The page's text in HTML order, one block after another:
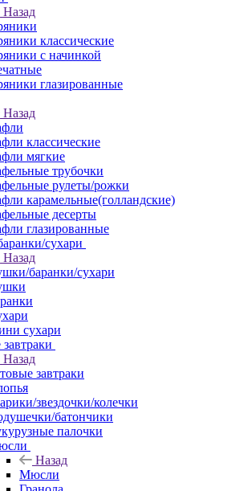
Назад
классические
с начинкой
глазированные
Назад
классические
мягкие
трубочки
рулеты/рожки
карамельные(голландские)
десерты
глазированные
сухари
Назад
баранки/сухари
сухари
Назад
завтраки
звездочки/колечки
батончики
палочки
Назад
Мюсли